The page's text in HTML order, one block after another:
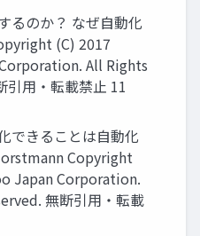
るのか？ なぜ自動化
(C) 2017
All Rights
引用・転載禁止 11
できることは自動化
Copyright
Japan Corporation.
無断引用・転載